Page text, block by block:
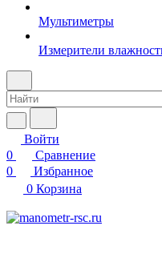
Мультиметры
Измерители
Войти
0
Сравнение
0
Избранное
0 Корзина